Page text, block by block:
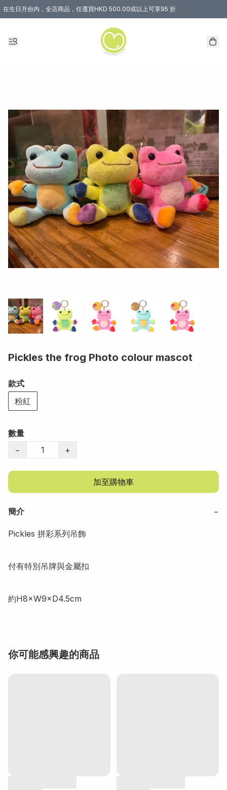
在生日月份内，全店商品，任選買HKD 500.00或以上可享95 折
Pickles the frog Photo colour mascot
款式
粉紅
數量
−
+
加至購物車
簡介 −
Pickles 拼彩系列吊飾
付有特別吊牌與金屬扣
約H8×W9×D4.5cm
你可能感興趣的商品